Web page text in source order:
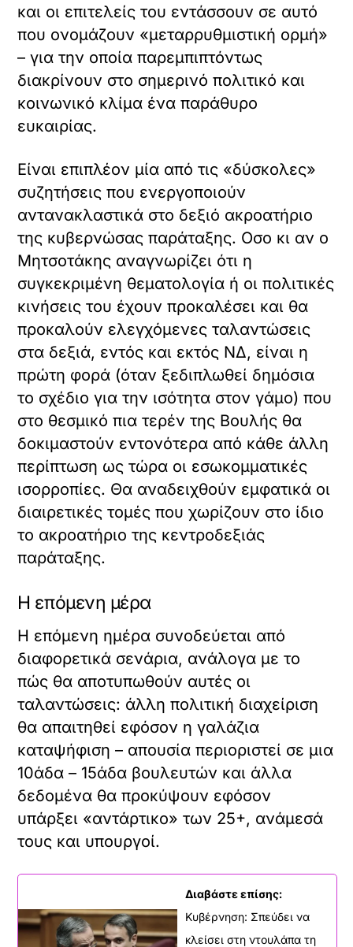
και οι επιτελείς του εντάσσουν σε αυτό
που ονομάζουν «μεταρρυθμιστική ορμή»
– για την οποία παρεμπιπτόντως
διακρίνουν στο σημερινό πολιτικό και
κοινωνικό κλίμα ένα παράθυρο
ευκαιρίας.
Είναι επιπλέον μία από τις «δύσκολες»
συζητήσεις που ενεργοποιούν
αντανακλαστικά στο δεξιό ακροατήριο
της κυβερνώσας παράταξης. Οσο κι αν ο
Μητσοτάκης αναγνωρίζει ότι η
συγκεκριμένη θεματολογία ή οι πολιτικές
κινήσεις του έχουν προκαλέσει και θα
προκαλούν ελεγχόμενες ταλαντώσεις
στα δεξιά, εντός και εκτός ΝΔ, είναι η
πρώτη φορά (όταν ξεδιπλωθεί δημόσια
το σχέδιο για την ισότητα στον γάμο) που
στο θεσμικό πια τερέν της Βουλής θα
δοκιμαστούν εντονότερα από κάθε άλλη
περίπτωση ως τώρα οι εσωκομματικές
ισορροπίες. Θα αναδειχθούν εμφατικά οι
διαιρετικές τομές που χωρίζουν στο ίδιο
το ακροατήριο της κεντροδεξιάς
παράταξης.
Η επόμενη μέρα
Η επόμενη ημέρα συνοδεύεται από
διαφορετικά σενάρια, ανάλογα με το
πώς θα αποτυπωθούν αυτές οι
ταλαντώσεις: άλλη πολιτική διαχείριση
θα απαιτηθεί εφόσον η γαλάζια
καταψήφιση – απουσία περιοριστεί σε μια
10άδα – 15άδα βουλευτών και άλλα
δεδομένα θα προκύψουν εφόσον
υπάρξει «αντάρτικο» των 25+, ανάμεσά
τους και υπουργοί.
Διαβάστε επίσης:
Κυβέρνηση: Σπεύδει να
κλείσει στη ντουλάπα τη